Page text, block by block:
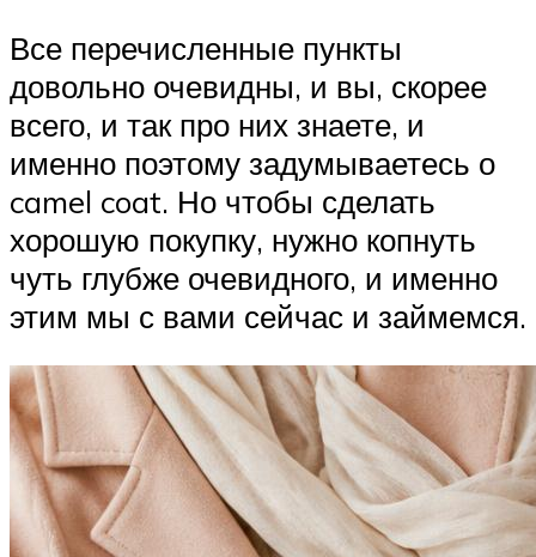
Все перечисленные пункты
довольно очевидны, и вы, скорее
всего, и так про них знаете, и
именно поэтому задумываетесь о
camel coat. Но чтобы сделать
хорошую покупку, нужно копнуть
чуть глубже очевидного, и именно
этим мы с вами сейчас и займемся.